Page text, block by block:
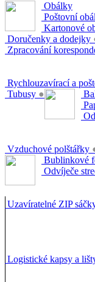
Obálky
Poštovní
Kartonové
Doručenky a dodejky
Zpracování
Rychlouzavírací a
Tubusy ●
Vzduchové polštářky
Bublinkové
Odvíječe
Uzavíratelné ZIP
Logistické kapsy a